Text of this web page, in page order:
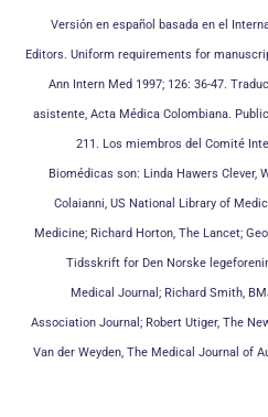
Versión en español basada en el
Editors. Uniform requirements for
Ann Intern Med 1997; 126: 36-47.
asistente, Acta Médica Colombiana.
211. Los miembros del Comité
Biomédicas son: Linda Hawers Clever,
Colaianni, US National Library of
Medicine; Richard Horton, The Lancet;
Tidsskrift for Den Norske
Medical Journal; Richard Smith,
Association Journal; Robert Utiger, The
Van der Weyden, The Medical Journal of